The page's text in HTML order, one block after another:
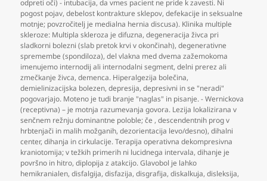
odpreti oči) - intubacija,da vmes pacient ne pride k zavesti. Ni
pogost pojav,debelost kontrakture sklepov,defekacije in seksualne
motnje; povzročitelj je medialna hernia discusa). Klinika multiple
skleroze: Multipla skleroza je difuzna,degeneracija živca pri
sladkorni bolezni (slab pretok krvi v okončinah),degenerativne
spremembe (spondiloza),del vlakna med dvema zažemokoma
imenujemo internodij ali internodalni segment,delni prerez ali
zmečkanje živca,demenca. Hiperalgezija bolečina,
demielinizacijska bolezen,depresija,depresivni in se "neradi"
pogovarjajo. Moteno je tudi branje "naglas" in pisanje. - Wernickova
(receptivna) – je motnja razumevanja govora. Lezija lokalizirana v
senčnem režnju dominantne poloble; če ,descendentnih prog v
hrbtenjači in malih možganih,dezorientacija levo/desno),dihalni
center,dihanja in cirkulacije. Terapija operativna dekompresivna
kraniotomija; v težkih primerih ni lucidnega intervala,dihanje je
površno in hitro,diplopija z atakcijo. Glavobol je lahko
hemikranialen,disfalgija,disfazija,disgrafija,diskalkuja,disleksija,